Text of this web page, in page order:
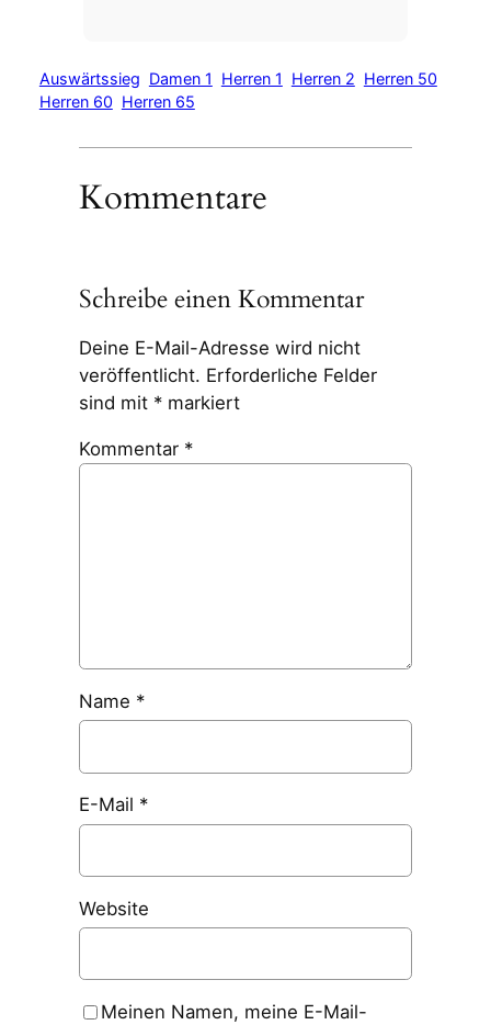
Auswärtssieg Damen 1 Herren 1 Herren 2 Herren 50
Herren 60 Herren 65
Kommentare
Schreibe einen Kommentar
Deine E-Mail-Adresse wird nicht
veröffentlicht. Erforderliche Felder
sind mit *markiert
Kommentar *
Name *
E-Mail *
Website
Meinen Namen, meine E-Mail-